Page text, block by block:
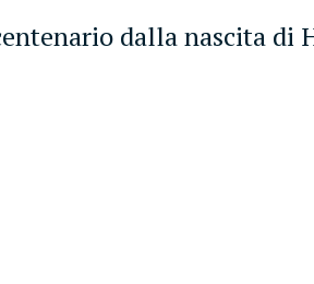
dalla nascita di